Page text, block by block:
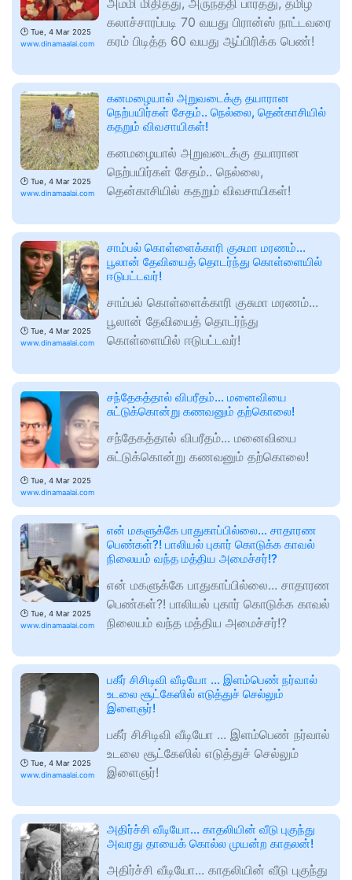
🕑 Tue, 4 Mar 2025
www.dinamaalai.com
அம்மி மிதித்து, அருந்ததி பார்த்து, தமிழ்
கலாச்சாரப்படி 70 வயது பிரான்ஸ் நாட்டவரை
கரம் பிடித்த 60 வயது ஆப்பிரிக்க பெண்!
🕑 Tue, 4 Mar 2025
www.dinamaalai.com
கனமழையால் அறுவடைக்கு தயாரான
நெற்பயிர்கள் சேதம்.. நெல்லை, தென்காசியில்
கதறும் விவசாயிகள்!
கனமழையால் அறுவடைக்கு தயாரான
நெற்பயிர்கள் சேதம்.. நெல்லை,
தென்காசியில் கதறும் விவசாயிகள்!
🕑 Tue, 4 Mar 2025
www.dinamaalai.com
சாம்பல் கொள்ளைக்காரி குசுமா மரணம்...
பூலான் தேவியைத் தொடர்ந்து கொள்ளையில்
ஈடுபட்டவர்!
சாம்பல் கொள்ளைக்காரி குசுமா மரணம்...
பூலான் தேவியைத் தொடர்ந்து
கொள்ளையில் ஈடுபட்டவர்!
🕑 Tue, 4 Mar 2025
www.dinamaalai.com
சந்தேகத்தால் விபரீதம்... மனைவியை
சுட்டுக்கொன்று கணவனும் தற்கொலை!
சந்தேகத்தால் விபரீதம்... மனைவியை
சுட்டுக்கொன்று கணவனும் தற்கொலை!
🕑 Tue, 4 Mar 2025
www.dinamaalai.com
என் மகளுக்கே பாதுகாப்பில்லை... சாதாரண
பெண்கள்?! பாலியல் புகார் கொடுக்க காவல்
நிலையம் வந்த மத்திய அமைச்சர்!?
என் மகளுக்கே பாதுகாப்பில்லை... சாதாரண
பெண்கள்?! பாலியல் புகார் கொடுக்க காவல்
நிலையம் வந்த மத்திய அமைச்சர்!?
🕑 Tue, 4 Mar 2025
www.dinamaalai.com
பகீர் சிசிடிவி வீடியோ ... இளம்பெண் நர்வால்
உடலை சூட்கேஸில் எடுத்துச் செல்லும்
இளைஞர்!
பகீர் சிசிடிவி வீடியோ ... இளம்பெண் நர்வால்
உடலை சூட்கேஸில் எடுத்துச் செல்லும்
இளைஞர்!
அதிர்ச்சி வீடியோ... காதலியின் வீடு புகுந்து
அவரது தாயைக் கொல்ல முயன்ற காதலன்!
அதிர்ச்சி வீடியோ... காதலியின் வீடு புகுந்து